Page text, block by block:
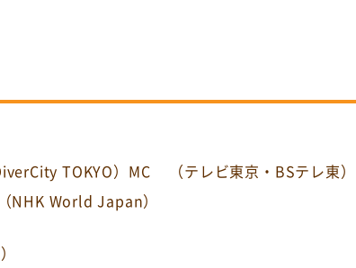
TOKYO）MC （テレビ東京・BSテレ東）
（NHK World Japan）